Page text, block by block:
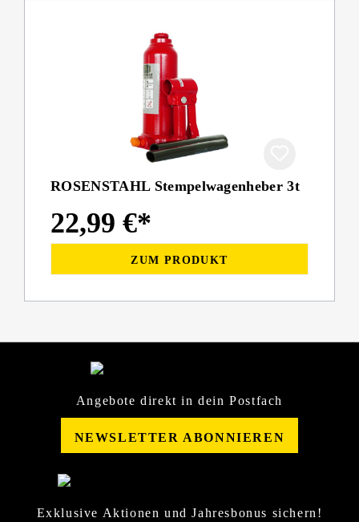
ROSENSTAHL Stempelwagenheber 3t
22,99 €*
ZUM PRODUKT
Angebote direkt in dein Postfach
NEWSLETTER ABONNIEREN
Exklusive Aktionen und Jahresbonus sichern!